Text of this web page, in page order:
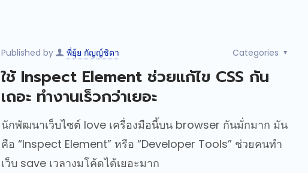
Published by พี่ยุ้ย กัญญ์ชิตา Categories
ใช้ Inspect Element ช่วยแก้ไข CSS กัน
เถอะ ทำงานเร็วกว่าเยอะ
นักพัฒนาเว็บไซต์ love เครื่องมือนี้บน browser กันมั่กมาก มัน
คือ “Inspect Element” หรือ “Developer Tools” ช่วยคนทำ
เว็บ save เวลางมโค้ดได้เยอะมาก